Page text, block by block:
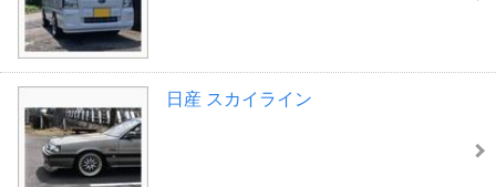
日産 スカイライン